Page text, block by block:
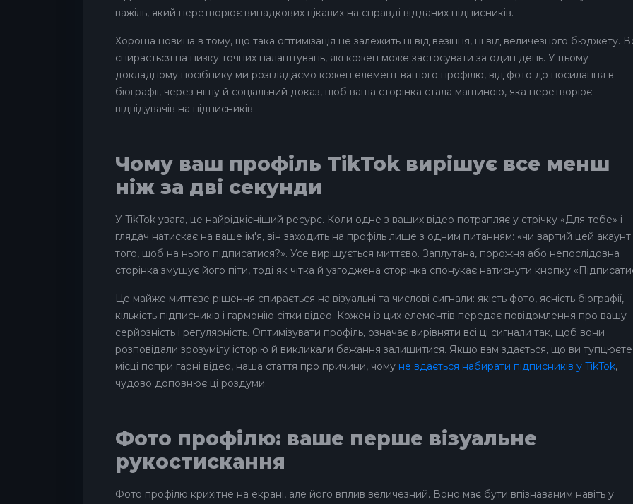
важіль, який перетворює випадкових цікавих на справді відданих підписників.
Хороша новина в тому, що така оптимізація не залежить ні від везіння, ні від величезного бюджету.
спирається на низку точних налаштувань, які кожен може застосувати за один день. У цьому
докладному посібнику ми розглядаємо кожен елемент вашого профілю, від фото до посилання в
біографії, через нішу й соціальний доказ, щоб ваша сторінка стала машиною, яка перетворює
відвідувачів на підписників.
Чому ваш профіль TikTok вирішує все менш
ніж за дві секунди
У TikTok увага, це найрідкісніший ресурс. Коли одне з ваших відео потрапляє у стрічку «Для тебе» і
глядач натискає на ваше ім'я, він заходить на профіль лише з одним питанням: «чи вартий цей акаунт
того, щоб на нього підписатися?». Усе вирішується миттєво. Заплутана, порожня або непослідовна
сторінка змушує його піти, тоді як чітка й узгоджена сторінка спонукає натиснути кнопку
Це майже миттєве рішення спирається на візуальні та числові сигнали: якість фото, ясність біографії,
кількість підписників і гармонію сітки відео. Кожен із цих елементів передає повідомлення про вашу
серйозність і регулярність. Оптимізувати профіль, означає вирівняти всі ці сигнали так, щоб вони
розповідали зрозумілу історію й викликали бажання залишитися. Якщо вам здається, що ви
місці попри гарні відео, наша стаття про причини, чому не вдається набирати підписників у TikTok,
чудово доповнює ці роздуми.
Фото профілю: ваше перше візуальне
рукостискання
Фото профілю крихітне на екрані, але його вплив величезний. Воно має бути впізнаваним навіть у